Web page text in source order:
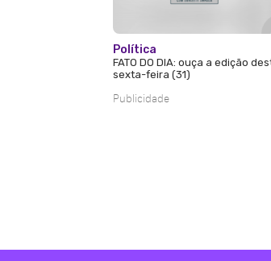
Política
FATO DO DIA: ouça a edição
sexta-feira (31)
Publicidade